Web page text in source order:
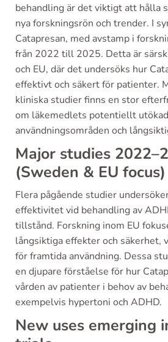
behandling är det viktigt att hålla
nya forskningsrön och trender. I
Catapresan, med avstamp i
från 2022 till 2025. Detta är
och EU, där det undersöks hur
effektivt och säkert för patienter.
kliniska studier finns en stor
om läkemedlets potentiellt
användningsområden och
Major studies
(Sweden & EU focus)
Flera pågående studier
effektivitet vid behandling av
tillstånd. Forskning inom EU
långsiktiga effekter och säkerhet,
för framtida användning. Dessa
en djupare förståelse för hur
vården av patienter i behov av
exempelvis hypertoni och ADHD.
New uses emerging